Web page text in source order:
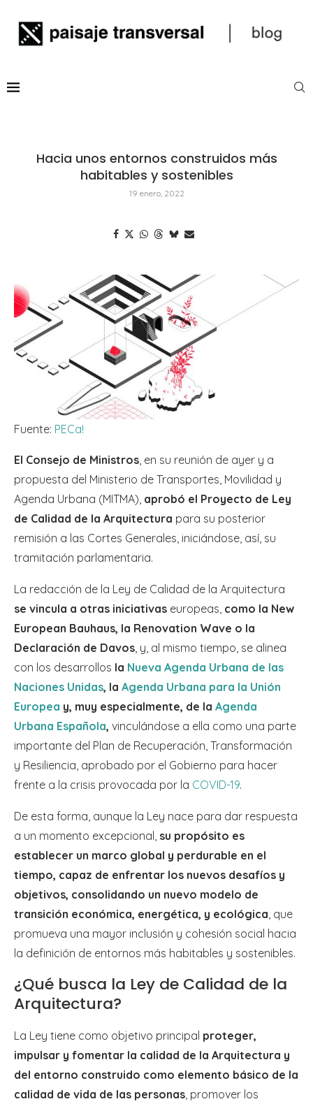
Hacia unos entornos construidos más
habitables y sostenibles
19 enero, 2022
Fuente: PECa!
El Consejo de Ministros, en su reunión de ayer y a
propuesta del Ministerio de Transportes, Movilidad y
Agenda Urbana (MITMA), aprobó el Proyecto de Ley
de Calidad de la Arquitectura para su posterior
remisión a las Cortes Generales, iniciándose, así, su
tramitación parlamentaria.
La redacción de la Ley de Calidad de la Arquitectura
se vincula a otras iniciativas europeas, como la New
European Bauhaus, la Renovation Wave o la
Declaración de Davos, y, al mismo tiempo, se alinea
con los desarrollos la Nueva Agenda Urbana de las
Naciones Unidas, la Agenda Urbana para la Unión
Europea y, muy especialmente, de la Agenda
Urbana Española, vinculándose a ella como una parte
importante del Plan de Recuperación, Transformación
y Resiliencia, aprobado por el Gobierno para hacer
frente a la crisis provocada por la COVID-19.
De esta forma, aunque la Ley nace para dar respuesta
a un momento excepcional, su propósito es
establecer un marco global y perdurable en el
tiempo, capaz de enfrentar los nuevos desafíos y
objetivos, consolidando un nuevo modelo de
transición económica, energética, y ecológica, que
promueva una mayor inclusión y cohesión social hacia
la definición de entornos más habitables y sostenibles.
¿Qué busca la Ley de Calidad de la
Arquitectura?
La Ley tiene como objetivo principal proteger,
impulsar y fomentar la calidad de la Arquitectura y
del entorno construido como elemento básico de la
calidad de vida de las personas, promover los